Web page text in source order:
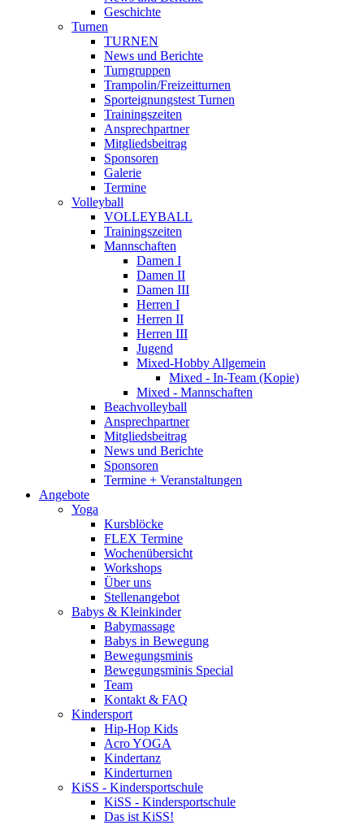
Geschichte
Turnen
TURNEN
News und Berichte
Turngruppen
Trampolin/Freizeitturnen
Sporteignungstest Turnen
Trainingszeiten
Ansprechpartner
Mitgliedsbeitrag
Sponsoren
Galerie
Termine
Volleyball
VOLLEYBALL
Trainingszeiten
Mannschaften
Damen I
Damen II
Damen III
Herren I
Herren II
Herren III
Jugend
Mixed-Hobby Allgemein
Mixed - In-Team (Kopie)
Mixed - Mannschaften
Beachvolleyball
Ansprechpartner
Mitgliedsbeitrag
News und Berichte
Sponsoren
Termine + Veranstaltungen
Angebote
Yoga
Kursblöcke
FLEX Termine
Wochenübersicht
Workshops
Über uns
Stellenangebot
Babys & Kleinkinder
Babymassage
Babys in Bewegung
Bewegungsminis
Bewegungsminis Special
Team
Kontakt & FAQ
Kindersport
Hip-Hop Kids
Acro YOGA
Kindertanz
Kinderturnen
KiSS - Kindersportschule
KiSS - Kindersportschule
Das ist KiSS!